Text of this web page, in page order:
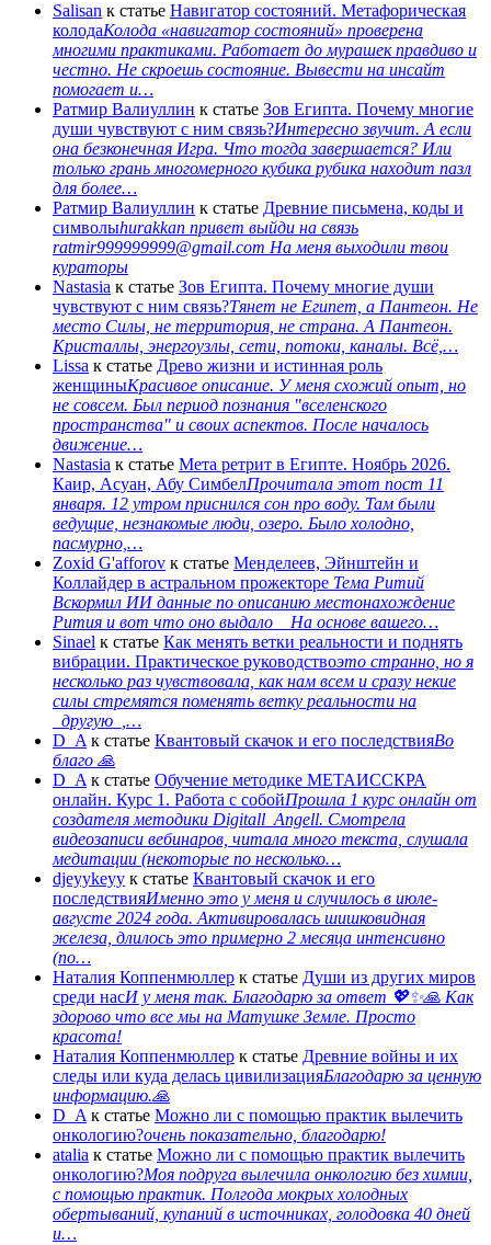
Salisan к статье Навигатор состояний. Метафорическая
колодаКолода «навигатор состояний» проверена
многими практиками. Работает до мурашек правдиво и
честно. Не скроешь состояние. Вывести на инсайт
помогает и…
Ратмир Валиуллин к статье Зов Египта. Почему многие
души чувствуют с ним связь?Интересно звучит. А если
она безконечная Игра. Что тогда завершается? Или
только грань многомерного кубика рубика находит пазл
для более…
Ратмир Валиуллин к статье Древние письмена, коды и
символыhurakkan привет выйди на связь
ratmir999999999@gmail.com На меня выходили твои
кураторы
Nastasia к статье Зов Египта. Почему многие души
чувствуют с ним связь?Тянет не Египет, а Пантеон. Не
место Силы, не территория, не страна. А Пантеон.
Кристаллы, энергоузлы, сети, потоки, каналы. Всё,…
Lissa к статье Древо жизни и истинная роль
женщиныКрасивое описание. У меня схожий опыт, но
не совсем. Был период познания "вселенского
пространства" и своих аспектов. После началось
движение…
Nastasia к статье Мета ретрит в Египте. Ноябрь 2026.
Каир, Асуан, Абу СимбелПрочитала этот пост 11
января. 12 утром приснился сон про воду. Там были
ведущие, незнакомые люди, озеро. Было холодно,
пасмурно,…
Zoxid G'afforov к статье Менделеев, Эйнштейн и
Коллайдер в астральном прожекторе Тема Ритий
Вскормил ИИ данные по описанию местонахождение
Рития и вот что оно выдало На основе вашего…
Sinael к статье Как менять ветки реальности и поднять
вибрации. Практическое руководствоэто странно, но я
несколько раз чувствовала, как нам всем и сразу некие
силы стремятся поменять ветку реальности на
_другую_,…
D_A к статье Квантовый скачок и его последствияВо
благо 🙏
D_A к статье Обучение методике МЕТАИССКРА
онлайн. Курс 1. Работа с собойПрошла 1 курс онлайн от
создателя методики Digitall_Angell. Смотрела
видеозаписи вебинаров, читала много текста, слушала
медитации (некоторые по несколько…
djeyykeyy к статье Квантовый скачок и его
последствияИменно это у меня и случилось в июле-
августе 2024 года. Активировалась шишковидная
железа, длилось это примерно 2 месяца интенсивно
(по…
Наталия Коппенмюллер к статье Души из других миров
среди насИ у меня так. Благодарю за ответ 💖✨️🙏 Как
здорово что все мы на Матушке Земле. Просто
красота!
Наталия Коппенмюллер к статье Древние войны и их
следы или куда делась цивилизацияБлагодарю за ценную
информацию.🙏
D_A к статье Можно ли с помощью практик вылечить
онкологию?очень показательно, благодарю!
atalia к статье Можно ли с помощью практик вылечить
онкологию?Моя подруга вылечила онкологию без химии,
с помощью практик. Полгода мокрых холодных
обертываний, купаний в источниках, голодовка 40 дней
и…